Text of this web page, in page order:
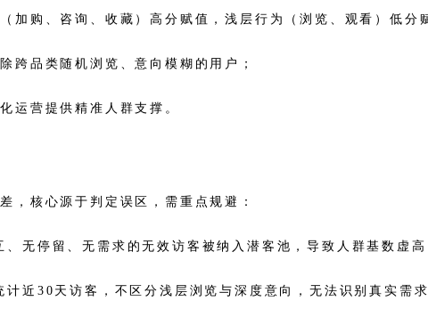
加购、咨询、收藏）高分赋值，浅层行为（浏览、观看）低分
跨品类随机浏览、意向模糊的用户；
运营提供精准人群支撑。
，核心源于判定误区，需重点规避：
无停留、无需求的无效访客被纳入潜客池，导致人群基数虚高
近30天访客，不区分浅层浏览与深度意向，无法识别真实需